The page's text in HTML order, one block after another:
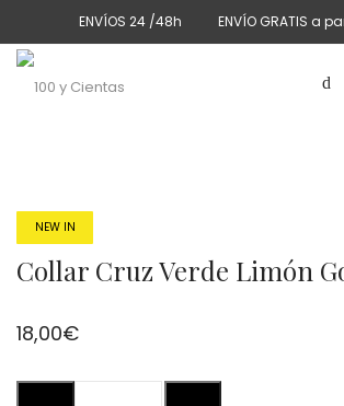
ENVÍOS 24 /48h ENVÍO GRATIS a
NEW IN
Collar Cruz Verde Limón
18,00€